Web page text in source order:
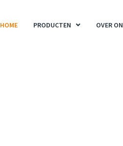
HOME PRODUCTEN OVER